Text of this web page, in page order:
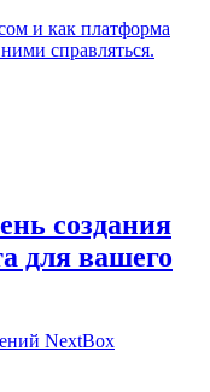
и как платформа
справляться.
создания
для вашего
NextBox